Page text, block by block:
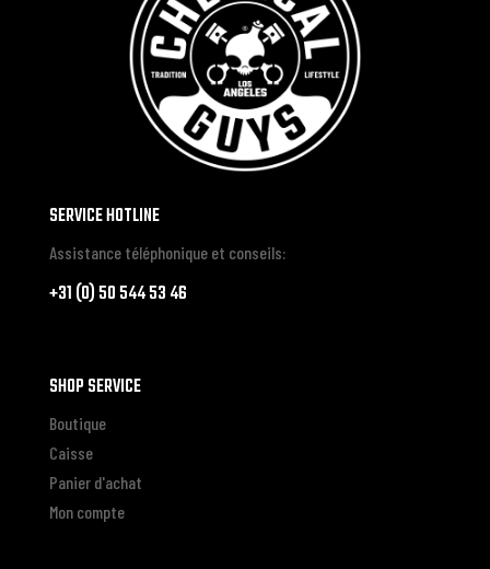
SERVICE HOTLINE
Assistance téléphonique et conseils:
+31 (0) 50 544 53 46
SHOP SERVICE
Boutique
Caisse
Panier d'achat
Mon compte